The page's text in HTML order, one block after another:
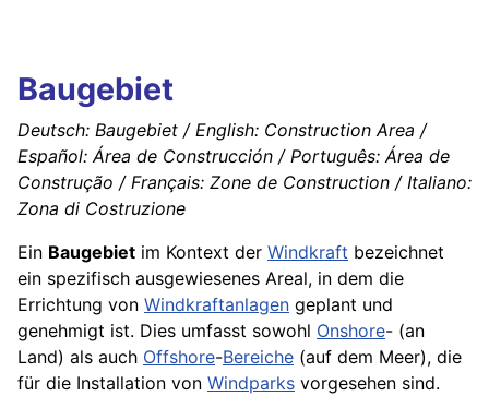
Baugebiet
Deutsch: Baugebiet / English: Construction Area /
Español: Área de Construcción / Português: Área de
Construção / Français: Zone de Construction / Italiano:
Zona di Costruzione
Ein Baugebiet im Kontext der Windkraft bezeichnet
ein spezifisch ausgewiesenes Areal, in dem die
Errichtung von Windkraftanlagen geplant und
genehmigt ist. Dies umfasst sowohl Onshore- (an
Land) als auch Offshore-Bereiche (auf dem Meer), die
für die Installation von Windparks vorgesehen sind.